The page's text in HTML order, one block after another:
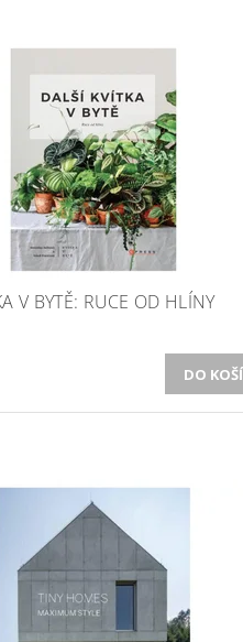
V BYTĚ: RUCE OD HLÍNY